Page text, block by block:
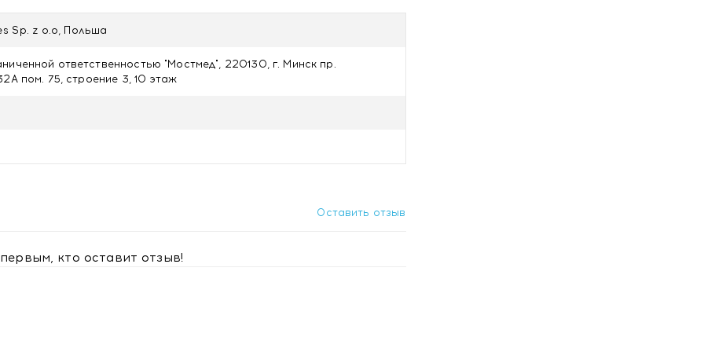
таблетке:
сделать перерыв 1 месяц.
Sp. z o.o, Польша
ответственностью "Мостмед", 220130, г. Минск пр.
пом. 75, строение 3, 10 этаж
Оставить отзыв
кто оставит отзыв!